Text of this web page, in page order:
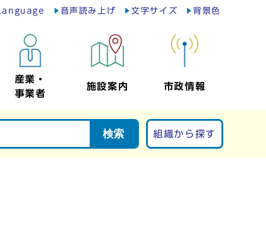
音声読み上げ 文字サイズ 背景色
産業・
事業者
施設案内 市政情報
検索 組織から探す